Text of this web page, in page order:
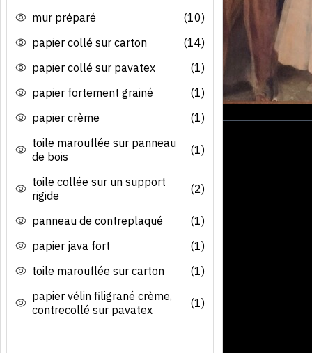
mur préparé
(10)
papier collé sur carton
(14)
papier collé sur pavatex
(1)
papier fortement grainé
(1)
papier crème
(1)
toile marouflée sur panneau
de bois
(1)
toile collée sur un support
rigide
(2)
panneau de contreplaqué
(1)
papier java fort
(1)
toile marouflée sur carton
(1)
papier vélin filigrané crème,
contrecollé sur pavatex
(1)